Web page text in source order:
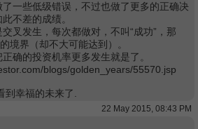
一些低级错误，不过也做了更多的正确决
不差的成绩。
叉发生，每次都做对，不叫“成功”，那
境界（却不大可能达到）。
确的投资机率更多发生就是了。
blogs/golden_years/55570.jsp
幸福的未来了.
22 May 2015, 08:43 PM